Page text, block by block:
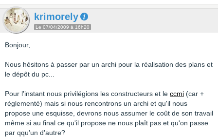
krimorely
Le 07/04/2009 à 16h20
Bonjour,
Nous hésitons à passer par un archi pour la réalisation des plans et
le dépôt du pc...
Pour l'instant nous privilégions les constructeurs et le ccmi (car +
réglementé) mais si nous rencontrons un archi et qu'il nous
propose une esquisse, devrons nous assumer le coût de son travail
même si au final ce qu'il propose ne nous plaît pas et qu'on passe
par qqu'un d'autre?